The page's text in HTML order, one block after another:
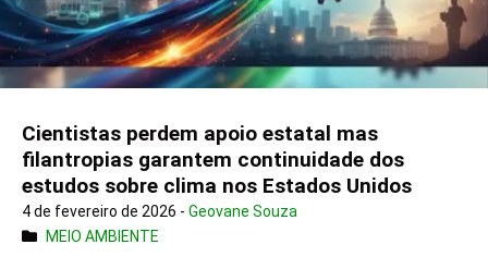
Cientistas perdem apoio estatal mas
filantropias garantem continuidade dos
estudos sobre clima nos Estados Unidos
4 de fevereiro de 2026 - Geovane Souza
MEIO AMBIENTE